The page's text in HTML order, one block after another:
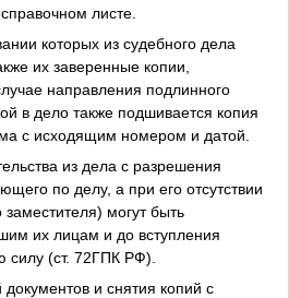
листе.
которых из судебного дела
их заверенные копии,
направления подлинного
в дело также подшивается копия
с исходящим номером и датой.
из дела с разрешения
по делу, а при его отсутствии
могут быть
их лицам и до вступления
силу (ст. 72ГПК РФ).
и снятия копий с